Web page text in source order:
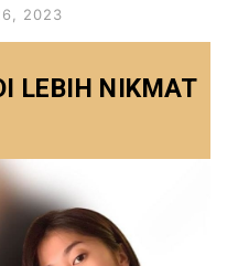
2023
LEBIH NIKMAT